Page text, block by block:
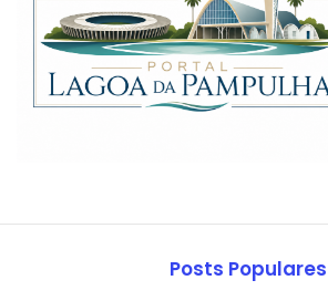
Posts Populares